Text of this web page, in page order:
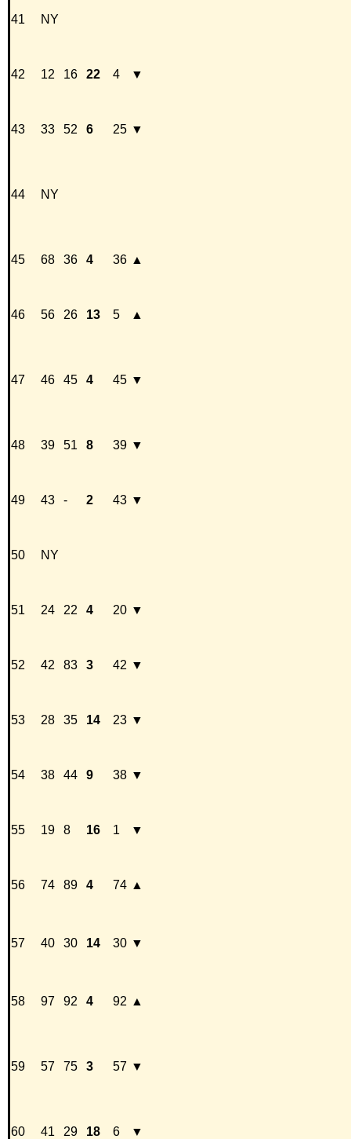
41 NY
42 12 16 22 4 ▼
43 33 52 6 25 ▼
44 NY
45 68 36 4 36 ▲
46 56 26 13 5 ▲
47 46 45 4 45 ▼
48 39 51 8 39 ▼
49 43 - 2 43 ▼
50 NY
51 24 22 4 20 ▼
52 42 83 3 42 ▼
53 28 35 14 23 ▼
54 38 44 9 38 ▼
55 19 8 16 1 ▼
56 74 89 4 74 ▲
57 40 30 14 30 ▼
58 97 92 4 92 ▲
59 57 75 3 57 ▼
60 41 29 18 6 ▼